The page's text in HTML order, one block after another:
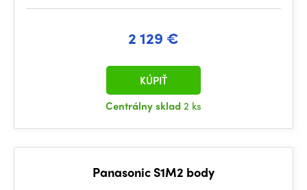
2 129 €
Centrálny sklad2 ks
KÚPIŤ
Panasonic S1M2 body